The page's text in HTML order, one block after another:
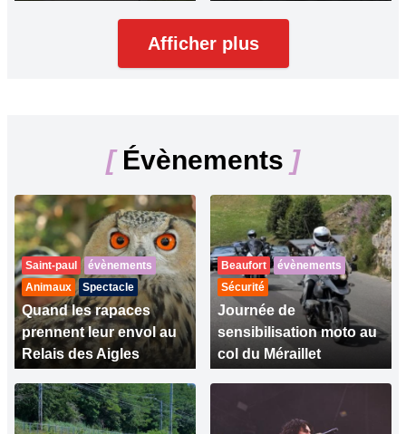
Afficher plus
[Évènements ]
Saint-paul
évènements
Animaux
Spectacle
Quand les rapaces
prennent leur envol au
Relais des Aigles
Beaufort
évènements
Sécurité
Journée de
sensibilisation moto au
col du Méraillet